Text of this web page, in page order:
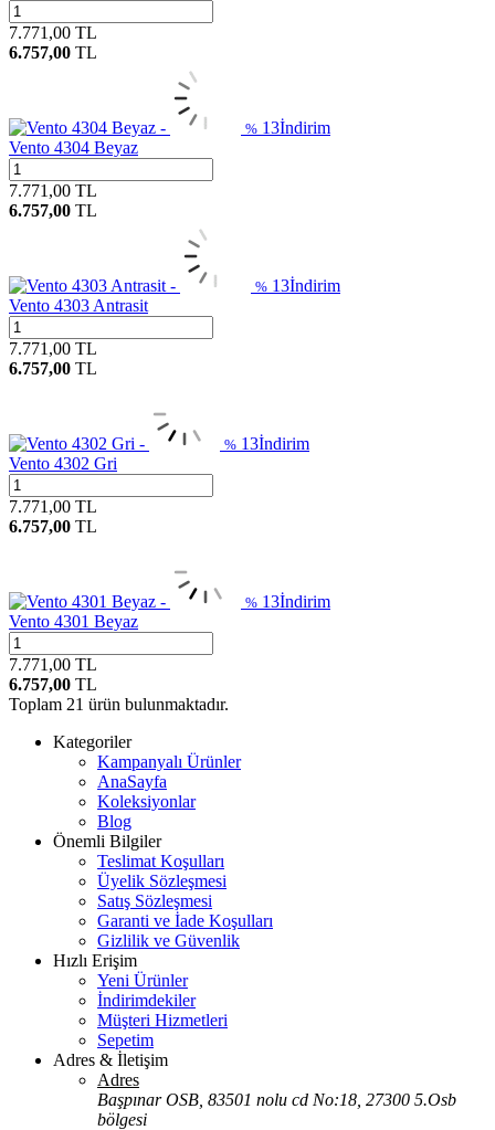
7.771,00 TL
6.757,00 TL
% 13İndirim
Vento 4304 Beyaz
7.771,00 TL
6.757,00 TL
% 13İndirim
Vento 4303 Antrasit
7.771,00 TL
6.757,00 TL
% 13İndirim
Vento 4302 Gri
7.771,00 TL
6.757,00 TL
% 13İndirim
Vento 4301 Beyaz
7.771,00 TL
6.757,00 TL
Toplam 21 ürün bulunmaktadır.
Kategoriler
Kampanyalı Ürünler
AnaSayfa
Koleksiyonlar
Blog
Önemli Bilgiler
Teslimat Koşulları
Üyelik Sözleşmesi
Satış Sözleşmesi
Garanti ve İade Koşulları
Gizlilik ve Güvenlik
Hızlı Erişim
Yeni Ürünler
İndirimdekiler
Müşteri Hizmetleri
Sepetim
Adres & İletişim
Adres
Başpınar OSB, 83501 nolu cd No:18, 27300 5.Osb
bölgesi